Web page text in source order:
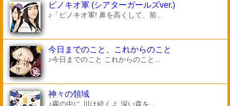
ピノキオ軍 (シアターガールズver.)
♪「ピノキオ軍! 鼻を高くして、前...
今日までのこと、これからのこと
♪今日までのこと これからのこと...
神々の領域
♪霧の中に 川は続くよ 深い森を...